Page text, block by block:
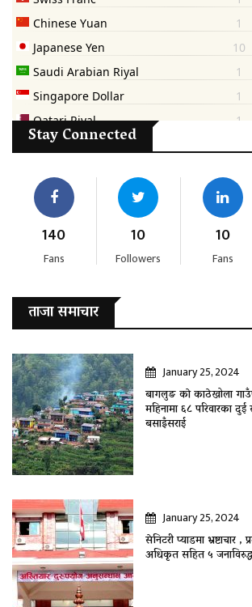
Stay Connected
140
Fans
10
Followers
10
Fans
ताजा समाचार
January 25, 2024
बागलुङ काे काठेखोला
महिनामा ६८ परिवारका
बसाइँसराई
January 25, 2024
सेनिटरी प्याडमा भ्रष्टाचार
अधिकृत सहित ५ जनाविरुद्ध